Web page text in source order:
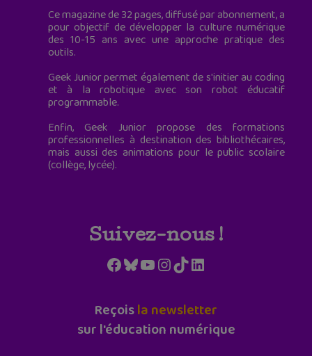
Ce magazine de 32 pages, diffusé par abonnement, a
pour objectif de développer la culture numérique
des 10-15 ans avec une approche pratique des
outils.
Geek Junior permet également de s'initier au coding
et à la robotique avec son robot éducatif
programmable.
Enfin, Geek Junior propose des formations
professionnelles à destination des bibliothécaires,
mais aussi des animations pour le public scolaire
(collège, lycée).
Suivez-nous !
Facebook
Bluesky
YouTube
Instagram
TikTokLinkedIn
Reçoisla newsletter
sur l'éducation numérique